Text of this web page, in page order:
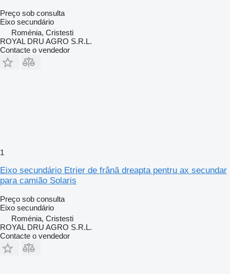
Preço sob consulta
Eixo secundário
Roménia, Cristesti
ROYAL DRU AGRO S.R.L.
Contacte o vendedor
1
Eixo secundário Etrier de frână dreapta pentru ax secundar
para camião Solaris
Preço sob consulta
Eixo secundário
Roménia, Cristesti
ROYAL DRU AGRO S.R.L.
Contacte o vendedor